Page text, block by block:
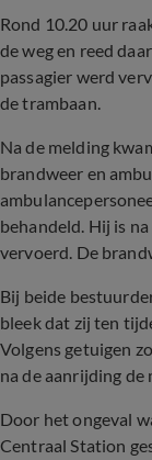
Rond 10.20 uur
de weg en reed
passagier werd
de trambaan.
Na de melding
brandweer en
behandeld. Hij is
vervoerd. De
Bij beide
bleek dat zij ten
Volgens getuigen
na de aanrijding
Door het ongeval
Centraal Station